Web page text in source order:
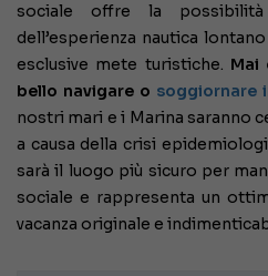
sociale offre la
dell’esperienza nautica
esclusive mete turistiche. Mai
bello navigare o soggiornare
nostri mari e i Marina saranno
a causa della crisi
sarà il luogo più sicuro per
sociale e rappresenta un
vacanza originale e